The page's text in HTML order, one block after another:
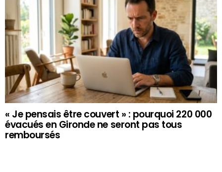
« Je pensais être couvert » : pourquoi 220 000
évacués en Gironde ne seront pas tous
remboursés